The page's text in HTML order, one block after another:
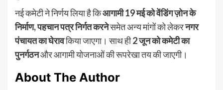
नई कमेटी ने निर्णय लिया है किआगामी 19 मई को वेंडिंग ज़ोन के
निर्माण, पहचान पत्र निर्गत करनेसमेत अन्य मांगों को लेकरनगर
पंचायत का घेरावकिया जाएगा। साथ ही2 जून को कमेटी का
पुनर्गठनऔर आगामी योजनाओं की रूपरेखा तय की जाएगी।
About The Author